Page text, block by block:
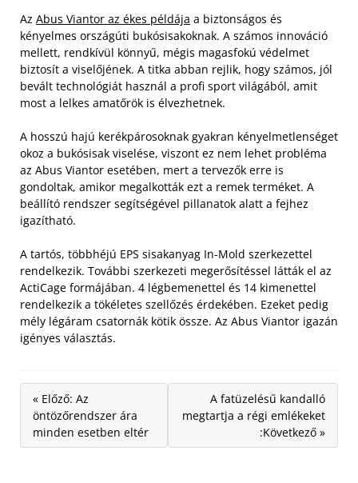
Az Abus Viantor az ékes példája a biztonságos és
kényelmes országúti bukósisakoknak. A számos innováció
mellett, rendkívül könnyű, mégis magasfokú védelmet
biztosít a viselőjének. A titka abban rejlik, hogy számos, jól
bevált technológiát használ a profi sport világából, amit
most a lelkes amatőrök is élvezhetnek.
A hosszú hajú kerékpárosoknak gyakran kényelmetlenséget
okoz a bukósisak viselése, viszont ez nem lehet probléma
az Abus Viantor esetében, mert a tervezők erre is
gondoltak, amikor megalkották ezt a remek terméket. A
beállító rendszer segítségével pillanatok alatt a fejhez
igazítható.
A tartós, többhéjú EPS sisakanyag In-Mold szerkezettel
rendelkezik. További szerkezeti megerősítéssel látták el az
ActiCage formájában. 4 légbemenettel és 14 kimenettel
rendelkezik a tökéletes szellőzés érdekében. Ezeket pedig
mély légáram csatornák kötik össze. Az Abus Viantor igazán
igényes választás.
« Előző: Az
öntözőrendszer ára
minden esetben eltér
A fatüzelésű kandalló
megtartja a régi emlékeket
:Következő »